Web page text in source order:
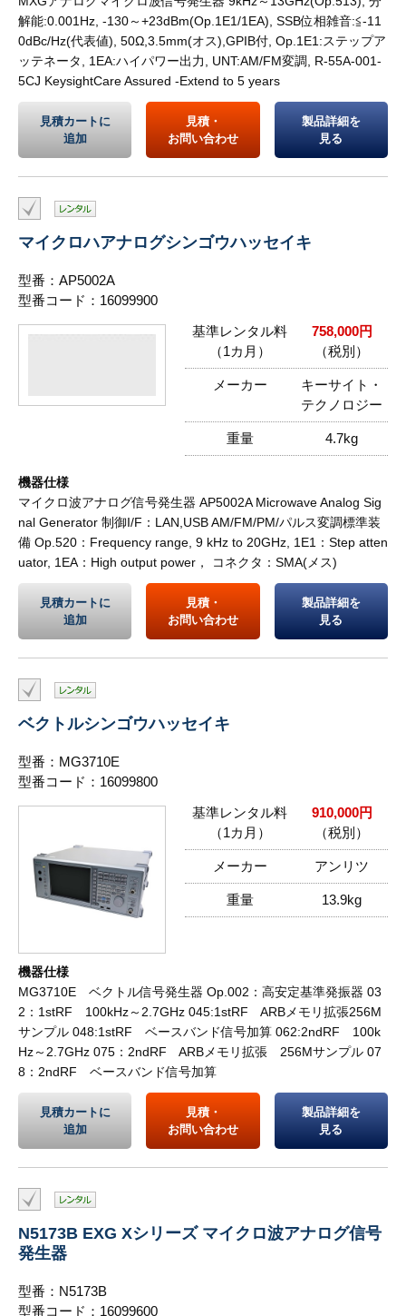
解能:0.001Hz, -130～+23dBm(Op.1E1/1EA), SSB位相雑音:≦-11
0dBc/Hz(代表値), 50Ω,3.5mm(オス),GPIB付, Op.1E1:ステップア
ッテネータ, 1EA:ハイパワー出力, UNT:AM/FM変調, R-55A-001-
5CJ KeysightCare Assured -Extend to 5 years
見積カートに
追加
見積・
お問い合わせ
製品詳細を
見る
マイクロハアナログシンゴウハッセイキ
型番：AP5002A
型番コード：16099900
基準レンタル料
（1カ月）
758,000円
（税別）
メーカー
キーサイト・
テクノロジー
重量 4.7kg
機器仕様
マイクロ波アナログ信号発生器 AP5002A Microwave Analog Sig
nal Generator 制御I/F：LAN,USB AM/FM/PM/パルス変調標準装
備 Op.520：Frequency range, 9 kHz to 20GHz, 1E1：Step atten
uator, 1EA：High output power， コネクタ：SMA(メス)
見積カートに
追加
見積・
お問い合わせ
製品詳細を
見る
ベクトルシンゴウハッセイキ
型番：MG3710E
型番コード：16099800
基準レンタル料
（1カ月）
910,000円
（税別）
メーカー アンリツ
重量 13.9kg
機器仕様
MG3710E ベクトル信号発生器 Op.002：高安定基準発振器 03
2：1stRF 100kHz～2.7GHz 045:1stRF ARBメモリ拡張256M
サンプル 048:1stRF ベースバンド信号加算 062:2ndRF 100k
Hz～2.7GHz 075：2ndRF ARBメモリ拡張 256Mサンプル 07
8：2ndRF ベースバンド信号加算
見積カートに
追加
見積・
お問い合わせ
製品詳細を
見る
N5173B EXG Xシリーズ マイクロ波アナログ信号
発生器
型番：N5173B
型番コード：16099600